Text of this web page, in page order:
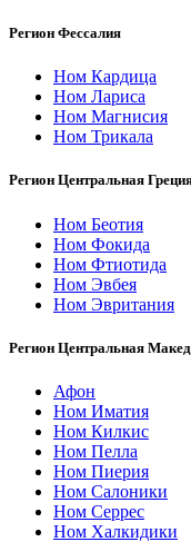
Регион Фессалия
Ном Кардица
Ном Лариса
Ном Магнисия
Ном Трикала
Регион Центральная
Ном Беотия
Ном Фокида
Ном Фтиотида
Ном Эвбея
Ном Эвритания
Регион Центральная
Афон
Ном Иматия
Ном Килкис
Ном Пелла
Ном Пиерия
Ном Салоники
Ном Серрес
Ном Халкидики